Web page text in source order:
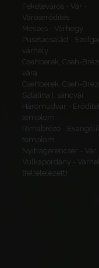
Feketeváros - Vár -
Városerődítés
Meszes - Várhegy
Pusztacsalád -
várhely
Csehberek, Cseh-
vára
Csehberek, Cseh-
Szlatina I. sáncvár
Háromudvar -
templom
Rimabrézó -
templom
Nyitragerencsér - Vár
Vulkapordány -
(feltételezett)